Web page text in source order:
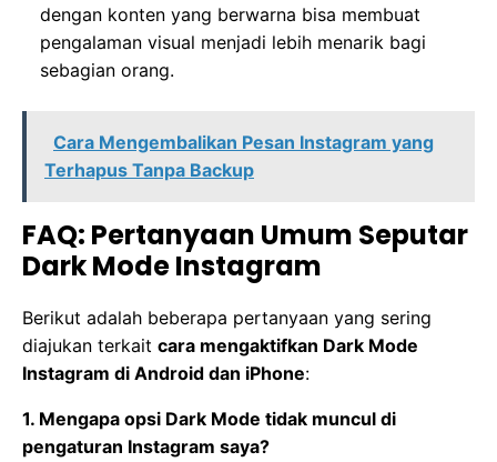
dengan konten yang berwarna bisa membuat
pengalaman visual menjadi lebih menarik bagi
sebagian orang.
Cara Mengembalikan Pesan Instagram yang
Terhapus Tanpa Backup
FAQ: Pertanyaan Umum Seputar
Dark Mode Instagram
Berikut adalah beberapa pertanyaan yang sering
diajukan terkait cara mengaktifkan Dark Mode
Instagram di Android dan iPhone:
1. Mengapa opsi Dark Mode tidak muncul di
pengaturan Instagram saya?